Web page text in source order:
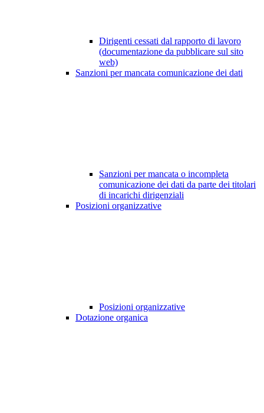
Dirigenti cessati dal rapporto di lavoro
(documentazione da pubblicare sul sito
web)
Sanzioni per mancata comunicazione dei dati
Sanzioni per mancata o incompleta
comunicazione dei dati da parte dei titolari
di incarichi dirigenziali
Posizioni organizzative
Posizioni organizzative
Dotazione organica